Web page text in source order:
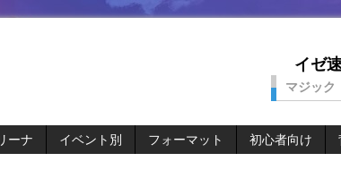
イゼ
マジック
ーナ イベント別 フォーマット 初心者向け